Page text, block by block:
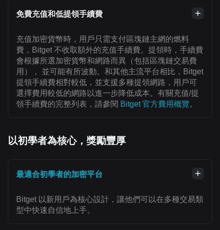
免費充值和低提領手續費
充值加密貨幣時，用戶只需支付區塊鏈主網的燃料
費，Bitget 不收取額外的充值手續費。提領時，手續費
會根據所選加密貨幣和網路而異（包括區塊鏈交易費
用）， 並可能有所波動。和其他主流平台相比，Bitget
提領手續費相對較低，並支援多種提領網路，用戶可
選擇費用較低的網路以進一步降低成本。有關充值/提
領手續費的完整列表，請參閱 Bitget 官方費用概覽。
以初學者為核心，獎勵豐厚
最適合初學者的加密平台
Bitget 以新用戶為核心設計，讓他們可以在多種交易類
型中快速自信地上手。